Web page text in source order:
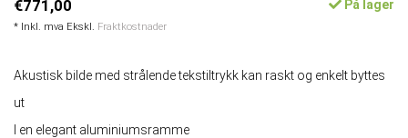
€771,00
* Inkl. mva Ekskl. Fraktkostnader
På lager
Akustisk bilde med strålende tekstiltrykk kan raskt og enkelt byttes
ut
I en elegant aluminiumsramme